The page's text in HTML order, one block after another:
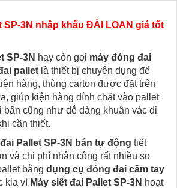
SP-3N nhập khẩu ĐÀI LOAN giá tốt
SP-3N hay còn gọi máy đóng đai
pallet là thiết bị chuyên dụng để
hàng, thùng carton được đặt trên
giúp kiện hàng dính chặt vào pallet
bẩn cũng như dễ dàng khuân vác di
cần thiết.
Pallet SP-3N bán tự động tiết
và chi phí nhân công rất nhiều so
bằng dụng cụ đóng đai cầm tay
kia vì Máy siết đai Pallet SP-3N hoạt